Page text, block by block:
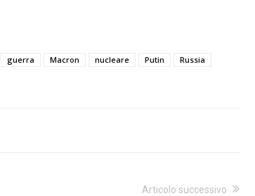
guerra Macron nucleare Putin
Russia
Articolo successivo